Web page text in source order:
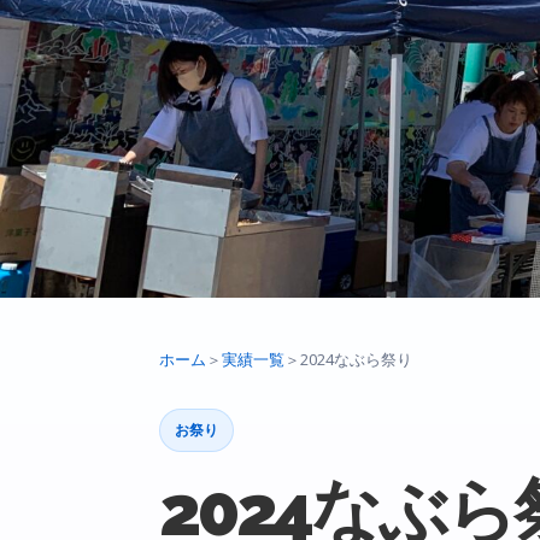
ホーム ＞実績一覧 ＞2024なぶら祭り
お祭り
2024なぶら